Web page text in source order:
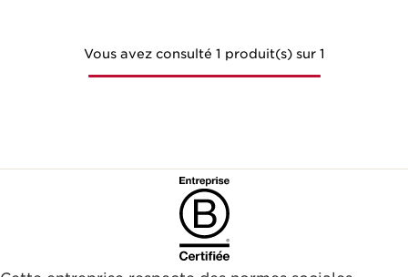
Vous avez consulté 1 produit(s) sur 1